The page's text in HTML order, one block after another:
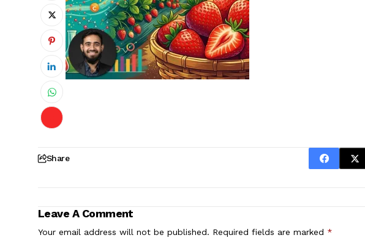
Share
Leave A Comment
Your email address will not be published. Required fields are marked *